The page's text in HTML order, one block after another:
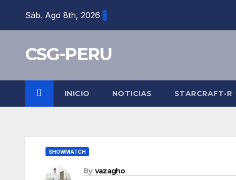
Sáb. Ago 8th, 2026
CSG-PERU
INICIO NOTICIAS STARCRAFT-R
SHOWMATCH
By vazagho